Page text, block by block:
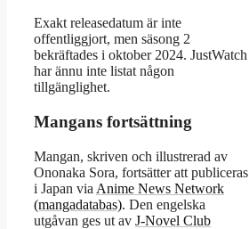
Exakt releasedatum är inte
offentliggjort, men säsong 2
bekräftades i oktober 2024. JustWatch
har ännu inte listat någon
tillgänglighet.
Mangans fortsättning
Mangan, skriven och illustrerad av
Ononaka Sora, fortsätter att publiceras
i Japan via Anime News Network
(mangadatabas). Den engelska
utgåvan ges ut av J-Novel Club